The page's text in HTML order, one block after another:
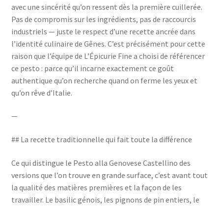
avec une sincérité qu’on ressent dès la première cuillerée.
Pas de compromis sur les ingrédients, pas de raccourcis
industriels — juste le respect d’une recette ancrée dans
l’identité culinaire de Gênes. C’est précisément pour cette
raison que l’équipe de L’Épicurie Fine a choisi de référencer
ce pesto : parce qu’il incarne exactement ce goût
authentique qu’on recherche quand on ferme les yeux et
qu’on rêve d’Italie.
—
## La recette traditionnelle qui fait toute la différence
Ce qui distingue le Pesto alla Genovese Castellino des
versions que l’on trouve en grande surface, c’est avant tout
la qualité des matières premières et la façon de les
travailler. Le basilic génois, les pignons de pin entiers, le